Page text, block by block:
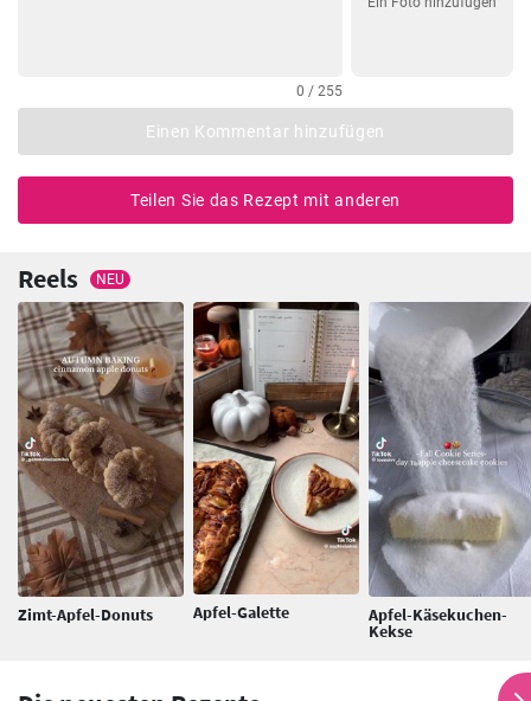
0 / 255
Einen Kommentar hinzufügen
Teilen Sie das Rezept mit anderen
Reels NEU
Zimt-Apfel-Donuts Apfel-Galette Apfel-Käsekuchen-
Kekse